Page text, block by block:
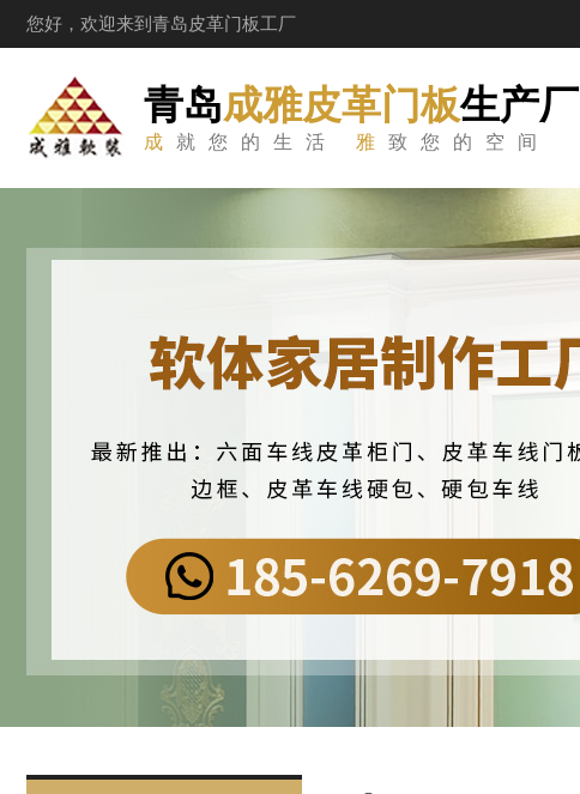
您好，欢迎来到青岛皮革门板工厂
青岛成雅皮革门板生产厂
成 就您的生活 雅 致您的空间